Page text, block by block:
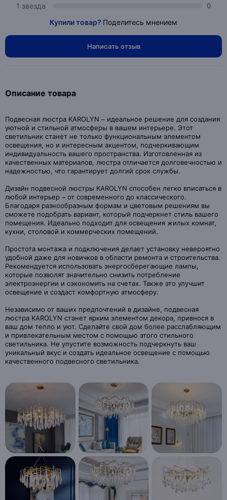
1 звезда 0
Купили товар? Поделитесь мнением
Написать отзыв
Описание товара
Подвесная люстра KAROLYN – идеальное решение для создания
уютной и стильной атмосферы в вашем интерьере. Этот
светильник станет не только функциональным элементом
освещения, но и интересным акцентом, подчеркивающим
индивидуальность вашего пространства. Изготовленная из
качественных материалов, люстра отличается долговечностью и
надежностью, что гарантирует долгий срок службы.
Дизайн подвесной люстры KAROLYN способен легко вписаться в
любой интерьер – от современного до классического.
Благодаря разнообразным формам и цветовым решениям вы
сможете подобрать вариант, который подчеркнет стиль вашего
помещения. Идеально подходит для освещения жилых комнат,
кухни, столовой и коммерческих помещений.
Простота монтажа и подключения делает установку невероятно
удобной даже для новичков в области ремонта и строительства.
Рекомендуется использовать энергосберегающие лампы,
которые позволят значительно снизить потребление
электроэнергии и сэкономить на счетах. Также это улучшит
освещение и создаст комфортную атмосферу.
Независимо от ваших предпочтений в дизайне, подвесная
люстра KAROLYN станет ярким элементом декора, привнося в
ваш дом тепло и уют. Сделайте свой дом более расслабляющим
и привлекательным местом с помощью этого стильного
светильника. Не упустите возможность подчеркнуть ваш
уникальный вкус и создать идеальное освещение с помощью
качественного подвесного светильника.